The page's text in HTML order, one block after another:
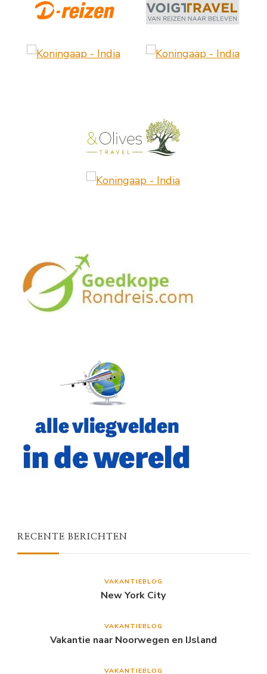
RECENTE BERICHTEN
VAKANTIEBLOG
New York City
VAKANTIEBLOG
Vakantie naar Noorwegen en IJsland
VAKANTIEBLOG